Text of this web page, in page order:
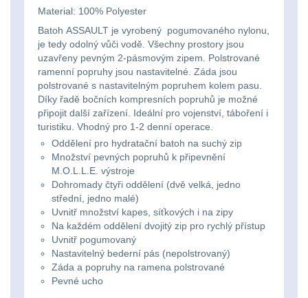
Svítilny
pro
26650
baterie
Svítilny
CR123A
nebo
16340
batohům
Laserové značkovače9
Držiaky a
príslušenstvo34
18650 1
14500 / AA / AAA4
16340 a CR1231
Nabíjačky9
Náhradné diely 7
Material: 100% Polyester
Batoh ASSAULT je vyrobený pogumovaného nylonu,
je tedy odolný vůči vodě. Všechny prostory jsou
uzavřeny pevným 2-pásmovým zipem. Polstrované
ramenní popruhy jsou nastavitelné. Záda jsou
polstrované s nastavitelným popruhem kolem pasu.
Díky řadě bočních kompresních popruhů je možné
připojit další zařízení. Ideální pro vojenství, táboření i
turistiku. Vhodný pro 1-2 denní operace.
Oddělení pro hydratační batoh na suchý zip
Množství pevných popruhů k připevnění
M.O.L.L.E. výstroje
Dohromady čtyři oddělení (dvě velká, jedno
střední, jedno malé)
Uvnitř množství kapes, síťkových i na zipy
Na každém oddělení dvojitý zip pro rychlý přístup
Uvnitř pogumovaný
Nastavitelný bederní pás (nepolstrovaný)
Záda a popruhy na ramena polstrované
Pevné ucho